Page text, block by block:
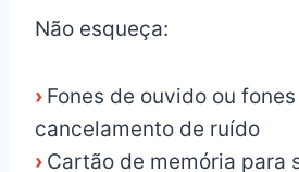
Não esqueça:
› Fones de ouvido ou
cancelamento de ruído
› Cartão de memória para